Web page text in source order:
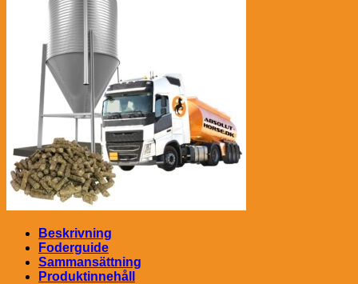
Gå tillbaka till butiken
Beskrivning
Foderguide
Sammansättning
Produktinnehåll